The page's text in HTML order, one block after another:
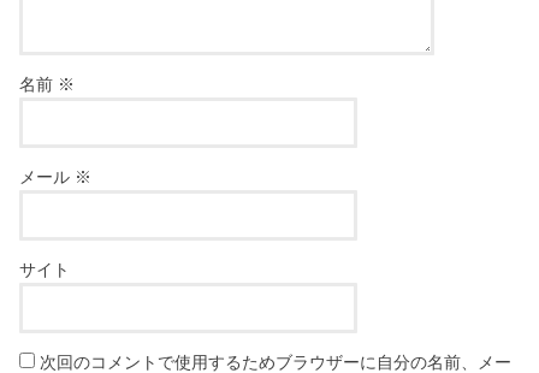
名前 ※
メール ※
サイト
次回のコメントで使用するためブラウザーに自分の名前、メー